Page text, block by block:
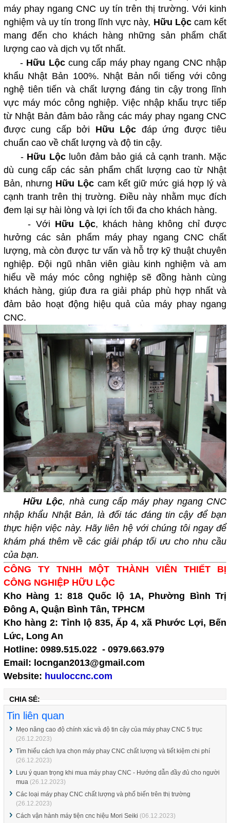
máy phay ngang CNC uy tín trên thị trường. Với kinh
nghiệm và uy tín trong lĩnh vực này, Hữu Lộccam kết
mang đến cho khách hàng những sản phẩm chất
lượng cao và dịch vụ tốt nhất.
- Hữu Lộccung cấp máy phay ngang CNC nhập
khẩu Nhật Bản 100%. Nhật Bản nổi tiếng với công
nghệ tiên tiến và chất lượng đáng tin cậy trong lĩnh
vực máy móc công nghiệp. Việc nhập khẩu trực tiếp
từ Nhật Bản đảm bảo rằng các máy phay ngang CNC
được cung cấp bởi Hữu Lộc đáp ứng được tiêu
chuẩn cao về chất lượng và độ tin cậy.
- Hữu Lộcluôn đảm bảo giá cả cạnh tranh. Mặc
dù cung cấp các sản phẩm chất lượng cao từ Nhật
Bản, nhưng Hữu Lộc cam kết giữ mức giá hợp lý và
cạnh tranh trên thị trường. Điều này nhằm mục đích
đem lại sự hài lòng và lợi ích tối đa cho khách hàng.
- Với Hữu Lộc, khách hàng không chỉ được
hưởng các sản phẩm máy phay ngang CNC chất
lượng, mà còn được tư vấn và hỗ trợ kỹ thuật chuyên
nghiệp. Đội ngũ nhân viên giàu kinh nghiệm và am
hiểu về máy móc công nghiệp sẽ đồng hành cùng
khách hàng, giúp đưa ra giải pháp phù hợp nhất và
đảm bảo hoạt động hiệu quả của máy phay ngang
CNC.
Hữu Lộc, nhà cung cấp máy phay ngang CNC
nhập khẩu Nhật Bản, là đối tác đáng tin cậy để bạn
thực hiện việc này. Hãy liên hệ với chúng tôi ngay để
khám phá thêm về các giải pháp tối ưu cho nhu cầu
của bạn.
CÔNG TY TNHH MỘT THÀNH VIÊN THIẾT BỊ
CÔNG NGHIỆP HỮU LỘC
Kho Hàng 1: 818 Quốc lộ 1A, Phường Bình Trị
Đông A, Quận Bình Tân, TPHCM
Kho hàng 2: Tỉnh lộ 835, Ấp 4, xã Phước Lợi, Bến
Lức, Long An
Hotline: 0989.515.022 - 0979.663.979
Email: locngan2013@gmail.com
Website: huuloccnc.com
CHIA SẺ:
Tin liên quan
Mẹo nâng cao độ chính xác và độ tin cậy của máy phay CNC 5 trục
(26.12.2023)
Tìm hiểu cách lựa chọn máy phay CNC chất lượng và tiết kiệm chi phí
(26.12.2023)
Lưu ý quan trọng khi mua máy phay CNC - Hướng dẫn đầy đủ cho người
mua(26.12.2023)
Các loại máy phay CNC chất lượng và phố biến trên thị trường
(26.12.2023)
Cách vận hành máy tiện cnc hiệu Mori Seiki (06.12.2023)